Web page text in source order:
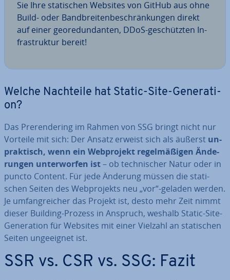
Sie Ihre sta­ti­schen Websites von GitHub aus ohne
Build- oder Band­brei­ten­be­schrän­kun­gen direkt
auf einer geo­red­un­dan­ten, DDoS-ge­schütz­ten In­
fra­struk­tur bereit!
Welche Nachteile hat Static-Site-Ge­ne­ra­ti­
on?
Das Pre­ren­de­ring im Rahmen von SSG bringt nicht nur
Vorteile mit sich: Der Ansatz erweist sich als äußerst un­
prak­tisch, wenn ein Web­pro­jekt re­gel­mä­ßi­gen Än­de­
run­gen un­ter­wor­fen ist– ob tech­ni­scher Natur oder in
puncto Content. Für jede Änderung müssen die sta­ti­
schen Seiten des Web­pro­jekts neu „vor“-geladen werden.
Je um­fang­rei­cher das Projekt ist, desto mehr Zeit nimmt
dieser Building-Prozess in Anspruch, weshalb Static-Site-
Ge­ne­ra­ti­on für Websites mit einer Vielzahl an sta­ti­schen
Seiten un­ge­eig­net ist.
SSR vs. CSR vs. SSG: Fazit